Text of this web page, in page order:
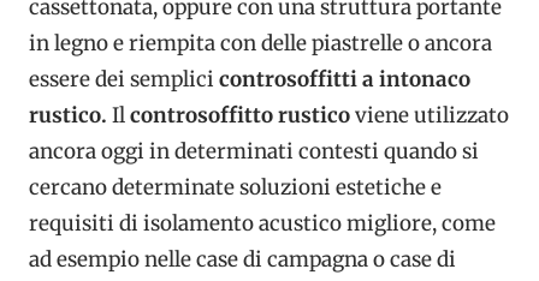
cassettonata, oppure con una struttura portante
in legno e riempita con delle piastrelle o ancora
essere dei semplici controsoffitti a intonaco
rustico. Ilcontrosoffitto rusticoviene utilizzato
ancora oggi in determinati contesti quando si
cercano determinate soluzioni estetiche e
requisiti di isolamento acustico migliore, come
ad esempio nelle case di campagna o case di